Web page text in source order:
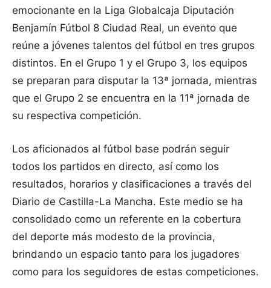
emocionante en la Liga Globalcaja Diputación
Benjamín Fútbol 8 Ciudad Real, un evento que
reúne a jóvenes talentos del fútbol en tres grupos
distintos. En el Grupo 1 y el Grupo 3, los equipos
se preparan para disputar la 13ª jornada, mientras
que el Grupo 2 se encuentra en la 11ª jornada de
su respectiva competición.
Los aficionados al fútbol base podrán seguir
todos los partidos en directo, así como los
resultados, horarios y clasificaciones a través del
Diario de Castilla-La Mancha. Este medio se ha
consolidado como un referente en la cobertura
del deporte más modesto de la provincia,
brindando un espacio tanto para los jugadores
como para los seguidores de estas competiciones.